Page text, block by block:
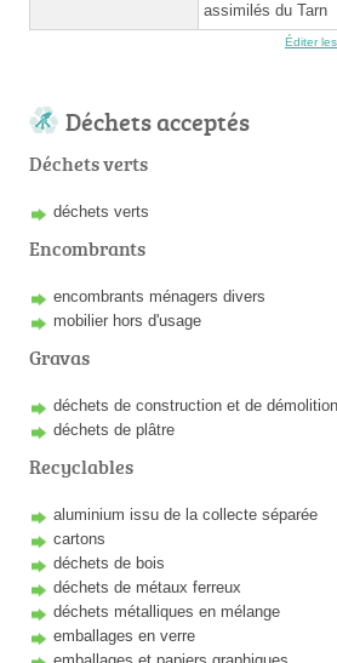
assimilés du Tarn
Éditer
Déchets acceptés
Déchets verts
déchets verts
Encombrants
encombrants ménagers divers
mobilier hors d'usage
Gravas
déchets de construction et de démolition
déchets de plâtre
Recyclables
aluminium issu de la collecte séparée
cartons
déchets de bois
déchets de métaux ferreux
déchets métalliques en mélange
emballages en verre